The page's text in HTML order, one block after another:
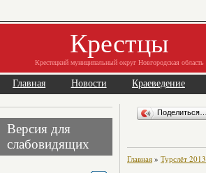
Крестцы
Крестецкий муниципальный округ Новгородская область
Главная Новости Краеведение
Версия для
слабовидящих
Поделиться…
Главная » Турслёт 2013